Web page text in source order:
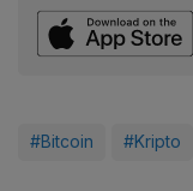
#Bitcoin #Kripto